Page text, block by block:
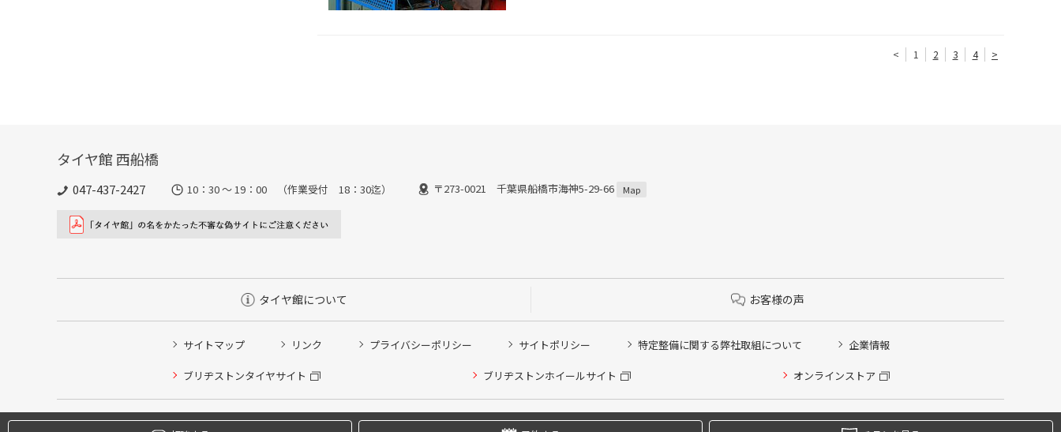
< 1 2 3 4 >
タイヤ館 西船橋
047-437-2427 10：30 ～ 19：00 （作業受付 18：30迄） 〒273-0021 千葉県船橋市海神5-29-66 Map
タイヤ館について お客様の声
サイトマップ リンク プライバシーポリシー サイトポリシー 特定整備に関する弊社取組について 企業情報
ブリヂストンタイヤサイト ブリヂストンホイールサイト オンラインストア
Copyright © 2024 Bridgestone Retail Co.,Ltd. All rights Reserved.
タイヤ点検・安全点検/タイヤ履き替え/オイル交換/その他ピット作業の予約
クローク契約会員専用タイヤ履き替え※タイヤ履き替えを希望のクローク契約会員の方はこちらを選択ください
本日のタイヤ履き替え順番待ち予約 ※クローク契約会員の方はご利用いただけません